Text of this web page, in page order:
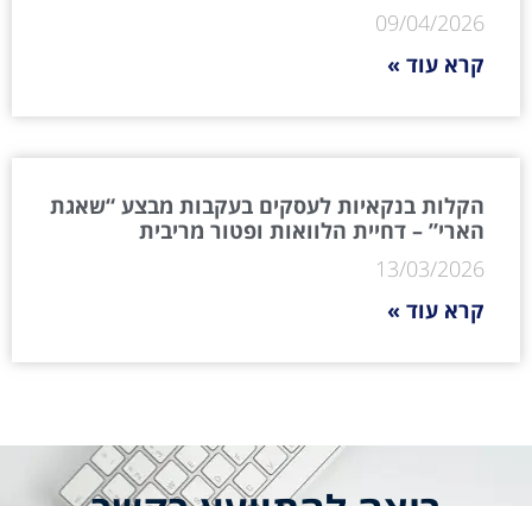
09/04/2026
קרא עוד »
הקלות בנקאיות לעסקים בעקבות מבצע “שאגת
הארי” – דחיית הלוואות ופטור מריבית
13/03/2026
קרא עוד »